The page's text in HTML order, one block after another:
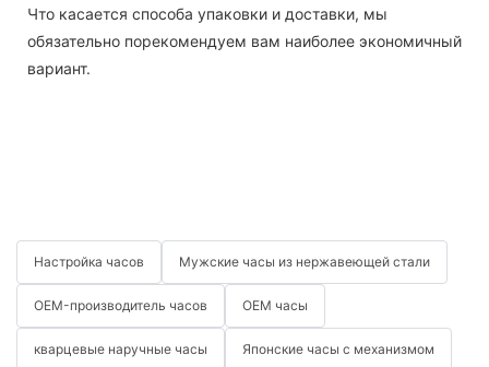
Что касается способа упаковки и доставки, мы
обязательно порекомендуем вам наиболее экономичный
вариант.
Настройка часов Мужские часы из нержавеющей стали
OEM-производитель часов OEM часы
кварцевые наручные часы Японские часы с механизмом